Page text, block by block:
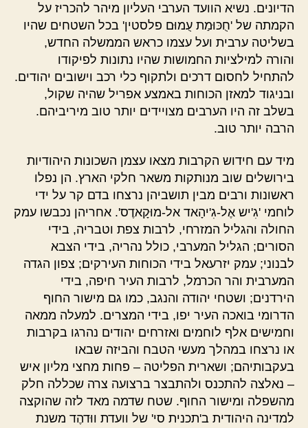
הדיונים. נשיא הוועד הערבי העליון מיהר להכריז על
הקמתה של 'חֻכּוּמַת עֻמוּם פלסטין' בכל השטחים שהיו
בשליטה ערבית ועל עצמו כראש הממשלה החדש,
והורה למילציות החמושות שהיו נתונות לפיקודו
להתחיל לחסום דרכים ולתקוף כלי רכב וישובים יהודים.
ובניגוד למאזן הכוחות באמצע אפריל שהיה שקול,
בשלב זה היו הערבים מצויידים יותר טוב מיריביהם.
הרבה יותר טוב.
מיד עם חידוש הקרבות מצאו עצמן השכונות היהודיות
בירושלים שוב מנותקות משאר חלקי הארץ. הן נפלו
ראשונות ורבים מבין תושביהן נרצחו בדם קר על ידי
לוחמי 'גִ'יש אֶל-גִ'יהָאד אל-מוּקָאדֶס'. אחריהן נכבשו עמק
החולה והגליל המזרחי, לרבות צפת וטבריה, בידי
הסורים; הגליל המערבי, כולל נהריה, בידי הצבא
לבנוני; עמק יזרעאל בידי הכוחות העירקים; צפון הגדה
המערבית והר הכרמל, לרבות העיר חיפה, בידי
הירדנים; ושטחי יהודה והנגב, כמו גם מישור החוף
הדרומי בואכה העיר יפו, בידי המצרים. למעלה ממאה
וחמישים אלף לוחמים ואזרחים יהודים נהרגו בקרבות
או נרצחו במהלך מעשי הטבח והביזה שבאו
בעקבותיהם; ושארית הפליטה – פחות מחצי מליון איש
– נאלצה להתכנס ולהתבצר ברצועה צרה שכללה חלק
מהשפלה ומישור החוף. שטח שדמה מאד לזה שהוקצה
למדינה היהודית ב'תכנית סי' של וועדת ווּדהֶד משנת